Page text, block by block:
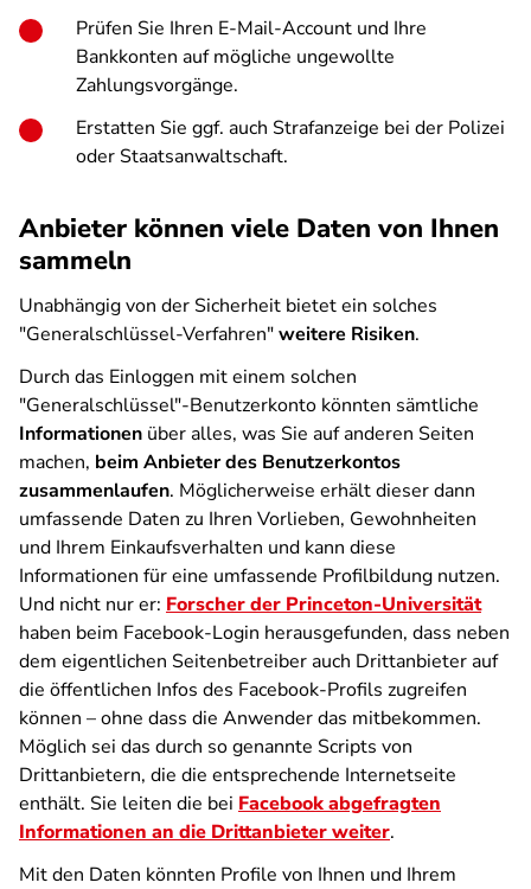
Prüfen Sie Ihren E-Mail-Account und Ihre
Bankkonten auf mögliche ungewollte
Zahlungsvorgänge.
Erstatten Sie ggf. auch Strafanzeige bei der Polizei
oder Staatsanwaltschaft.
Anbieter können viele Daten von Ihnen
sammeln
Unabhängig von der Sicherheit bietet ein solches
"Generalschlüssel-Verfahren"weitere Risiken.
Durch das Einloggen mit einem solchen
"Generalschlüssel"-Benutzerkonto könnten sämtliche
Informationen über alles, was Sie auf anderen Seiten
machen, beim Anbieter des Benutzerkontos
zusammenlaufen. Möglicherweise erhält dieser dann
umfassende Daten zu Ihren Vorlieben, Gewohnheiten
und Ihrem Einkaufsverhalten und kann diese
Informationen für eine umfassende Profilbildung nutzen.
Und nicht nur er: Forscher der Princeton-Universität
haben beim Facebook-Login herausgefunden, dass neben
dem eigentlichen Seitenbetreiber auch Drittanbieter auf
die öffentlichen Infos des Facebook-Profils zugreifen
können – ohne dass die Anwender das mitbekommen.
Möglich sei das durch so genannte Scripts von
Drittanbietern, die die entsprechende Internetseite
enthält. Sie leiten die bei Facebook abgefragten
Informationen an die Drittanbieter weiter.
Mit den Daten könnten Profile von Ihnen und Ihrem